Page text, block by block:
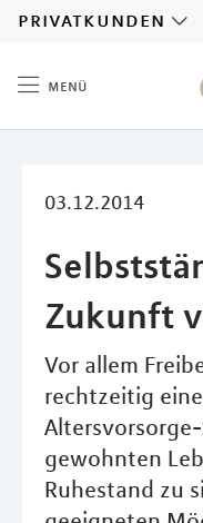
privatkunden
menü
03.12.2014
Zukunft
Vor allem
rechtzeitig
gewohnten
Ruhestand zu